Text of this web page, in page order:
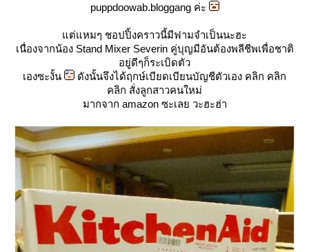
puppdoowab.bloggang ค่ะ
ต่แหมๆ ชอปปิ้งคราวนี้มีฟามจำเป็นนะฮะ
เนื่องจากน้อง Stand Mixer Severin คู่บุญมีอันต้องพลีชีพเพื่อชาติ
อยู่ดีๆก็ระเบิดตัว
เองซะงั้น
ดังนั้นจึงได้ฤกษ์เบียดเบียนบัญชีตัวเอง คลิก คลิก
คลิก สั่งลูกสาวคนใหม่
มากจาก amazon ซะเลย วะฮะฮ่า